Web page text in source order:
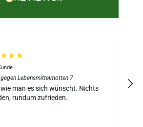
Lebensmittelmotten 7
man es sich wünscht. Nichts
rundum zufrieden.